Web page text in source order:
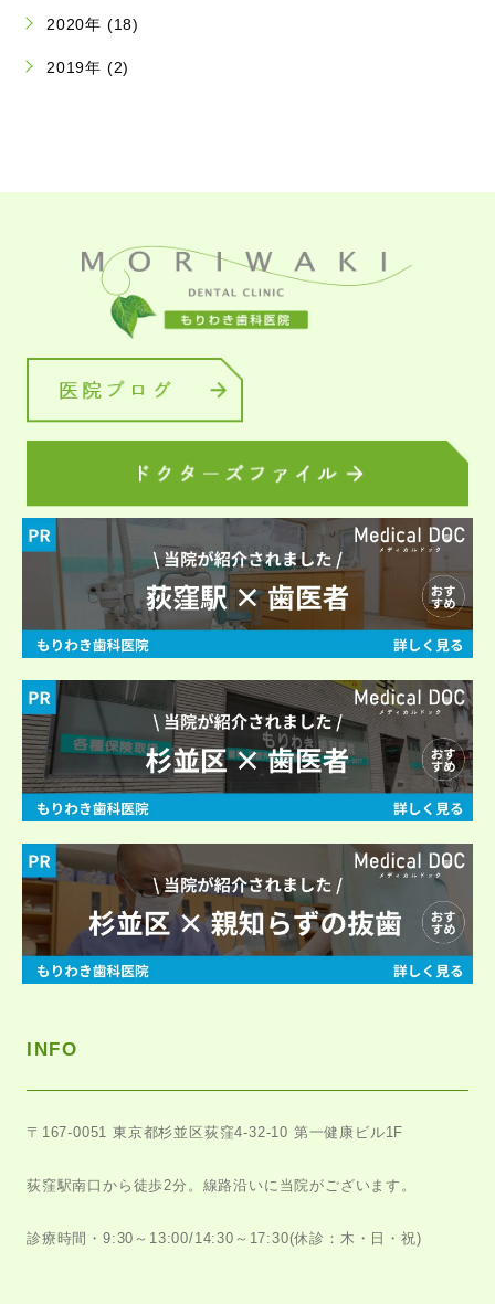
2020年 (18)
2019年 (2)
INFO
〒167-0051 東京都杉並区荻窪4-32-10 第一健康ビル1F
荻窪駅南口から徒歩2分。 線路沿いに当院がございます。
診療時間・9:30～13:00/14:30～17:30(休診：木・日・祝)